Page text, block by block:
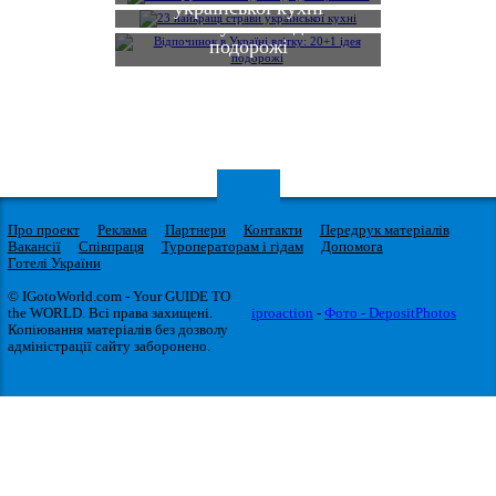
української кухні
Відпочинок в Україні
влітку: 20+1 ідея
подорожі
Про проект Реклама Партнери Контакти
Передрук матеріалів
Вакансії
Співпраця Туроператорам і гідам
Допомога
Готелі України
© IGotoWorld.com - Your GUIDE TO
the WORLD. Всі права захищені.
Копіювання матеріалів без дозволу
адміністрації сайту заборонено.
iproaction - Фото - DepositPhotos